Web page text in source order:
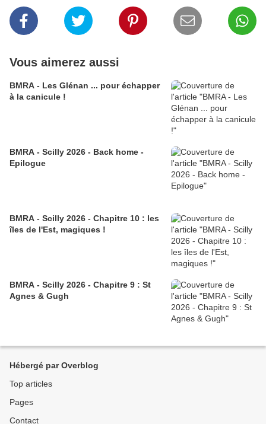
Vous aimerez aussi
BMRA - Les Glénan ... pour échapper
à la canicule !
BMRA - Scilly 2026 - Back home -
Epilogue
BMRA - Scilly 2026 - Chapitre 10 : les
îles de l'Est, magiques !
BMRA - Scilly 2026 - Chapitre 9 : St
Agnes & Gugh
Hébergé par Overblog
Top articles
Pages
Contact